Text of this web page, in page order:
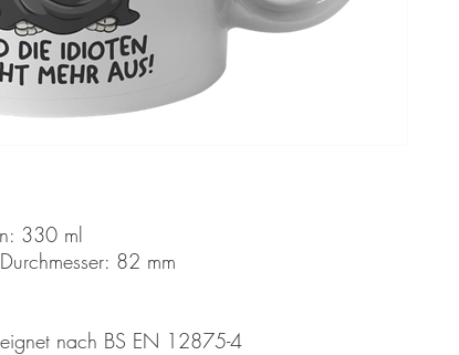
330 ml
82 mm
nach BS EN 12875-4